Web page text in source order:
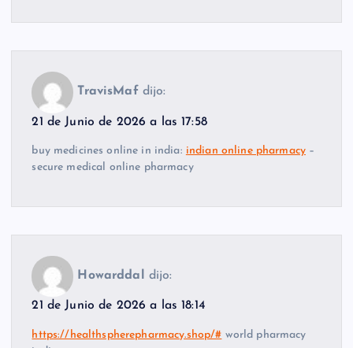
TravisMaf dijo:
21 de Junio de 2026 a las 17:58
buy medicines online in india: indian online pharmacy–
secure medical online pharmacy
Howarddal dijo:
21 de Junio de 2026 a las 18:14
https://healthspherepharmacy.shop/# world pharmacy